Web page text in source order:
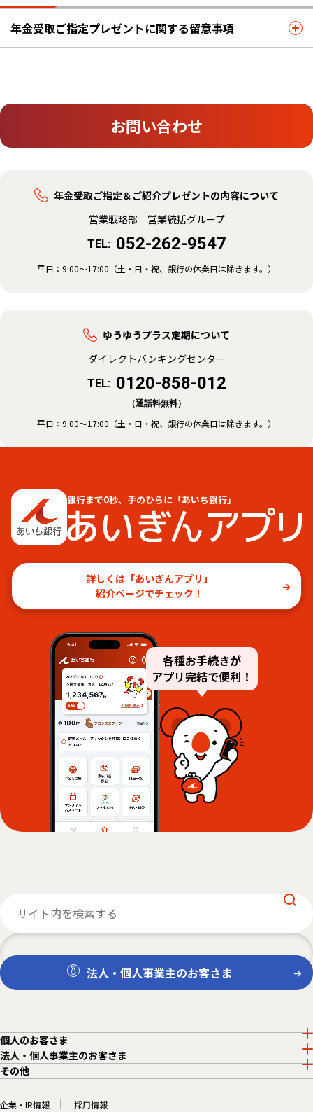
年金受取ご指定プレゼントに関する留意事項
お問い合わせ
年金受取ご指定＆ご紹介プレゼントの内容について
営業戦略部 営業統括グループ
TEL: 052-262-9547
平日： 9:00～17:00（土・日・祝、銀行の休業日は除きます。）
ゆうゆうプラス定期について
ダイレクトバンキングセンター
TEL: 0120-858-012
（通話料無料）
平日： 9:00～17:00（土・日・祝、銀行の休業日は除きます。）
各種お手続きが
アプリ完結で便利！
銀行まで0秒、手のひらに「あいち銀行」
詳しくは「あいぎんアプリ」
紹介ページでチェック！
法人・個人事業主のお客さま
個人のお客さま
法人・個人事業主のお客さま
その他
企業・IR情報 採用情報